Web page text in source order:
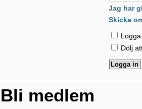
Jag har
Skicka
Dölj
Bli medlem